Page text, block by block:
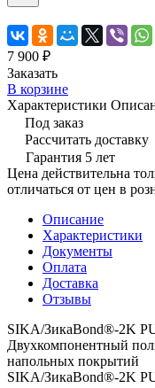
7 900 ₽
Заказать
В корзине
Характеристики
Под заказ
Рассчитать доставку
Гарантия 5 лет
Цена действительна
отличаться от цен в
Описание
Характеристики
Документы
Оплата
Доставка
Отзывы
SIKA/ЗикаBond®-2K
Двухкомпонентный
напольных покрытий
SIKA/ЗикаBond®-2K